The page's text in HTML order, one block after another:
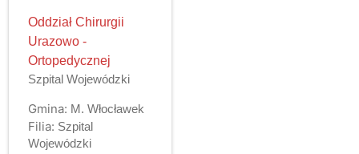
Oddział Chirurgii
Urazowo -
Ortopedycznej
Szpital Wojewódzki
Gmina: M. Włocławek
Filia: Szpital
Wojewódzki